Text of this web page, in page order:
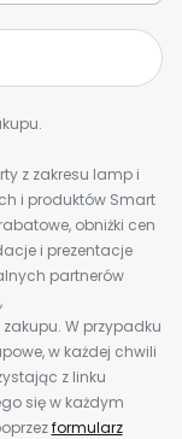
z zakresu lamp i
i produktów Smart
obniżki cen
i prezentacje
partnerów
W przypadku
w każdej chwili
z linku
się w każdym
formularz